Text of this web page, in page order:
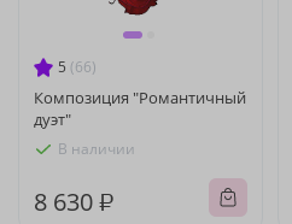
5 (66)
Композиция "Романтичный
дуэт"
В наличии
8 630 ₽